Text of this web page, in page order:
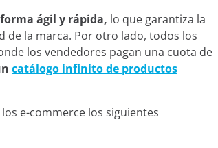
ágil y rápida, lo que garantiza la
la marca. Por otro lado, todos los
los vendedores pagan una cuota de
catálogo infinito de productos
e-commerce los siguientes